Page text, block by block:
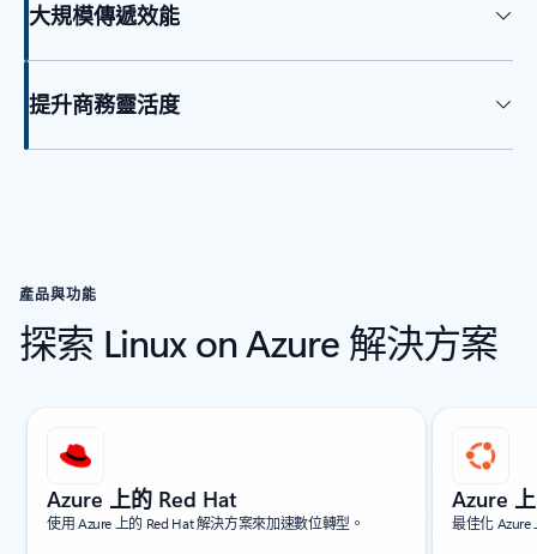
大規模傳遞效能
提升商務靈活度
產品與功能
探索 Linux on Azure 解決方案
顯示 1/14 張投影片
Azure 上的 Red Hat
使用 Azure 上的 Red Hat 解決方案來加速數位轉型。
Azure
最佳化 Azure